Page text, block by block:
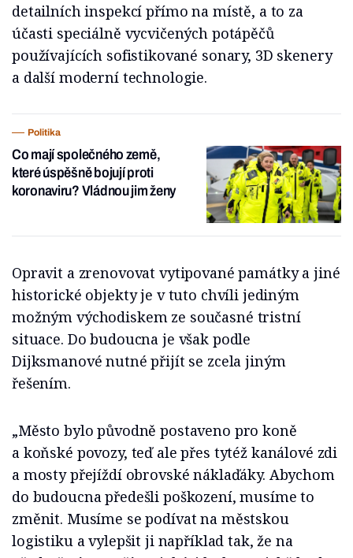
detailních inspekcí přímo na místě, a to za
účasti speciálně vycvičených potápěčů
používajících sofistikované sonary, 3D skenery
a další moderní technologie.
Politika
Co mají společného země,
které úspěšně bojují proti
koronaviru? Vládnou jim ženy
Opravit a zrenovovat vytipované památky a jiné
historické objekty je v tuto chvíli jediným
možným východiskem ze současné tristní
situace. Do budoucna je však podle
Dijksmanové nutné přijít se zcela jiným
řešením.
„Město bylo původně postaveno pro koně
a koňské povozy, teď ale přes tytéž kanálové zdi
a mosty přejíždí obrovské náklaďáky. Abychom
do budoucna předešli poškození, musíme to
změnit. Musíme se podívat na městskou
logistiku a vylepšit ji například tak, že na